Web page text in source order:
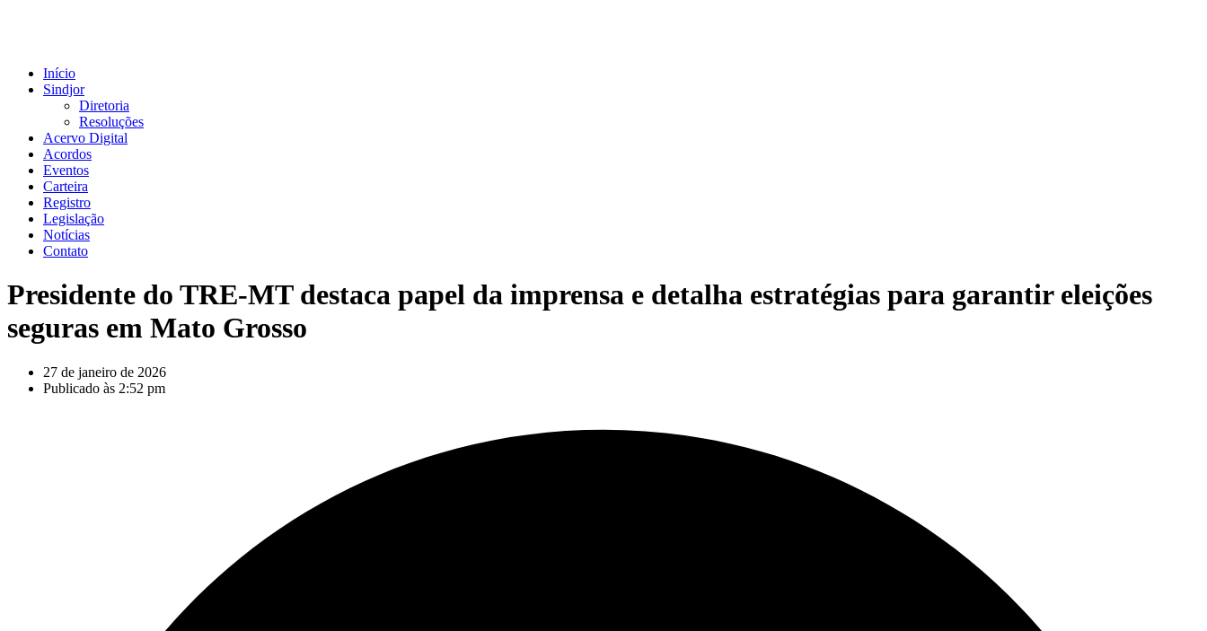
Início
Sindjor
Diretoria
Resoluções
Acervo Digital
Acordos
Eventos
Carteira
Registro
Legislação
Notícias
Contato
Presidente do TRE-MT destaca papel da imprensa e detalha estratégias para garantir eleições
seguras em Mato Grosso
27 de janeiro de 2026
Publicado às 2:52 pm